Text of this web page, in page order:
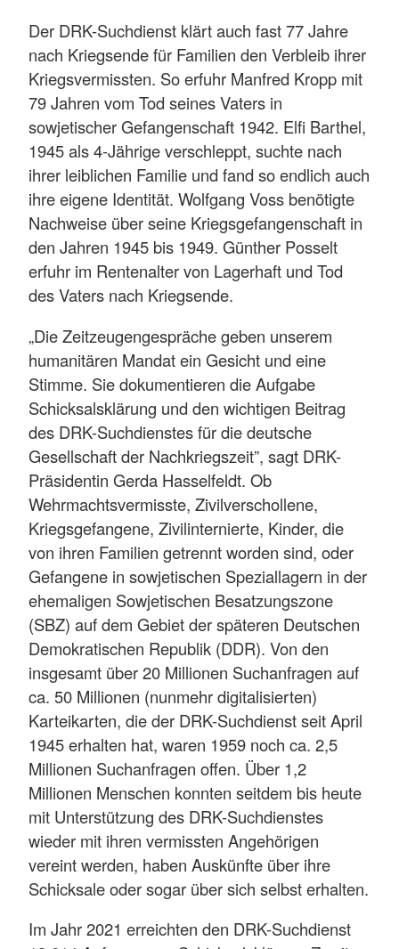
Der DRK-Suchdienst klärt auch fast 77 Jahre
nach Kriegsende für Familien den Verbleib ihrer
Kriegsvermissten. So erfuhr Manfred Kropp mit
79 Jahren vom Tod seines Vaters in
sowjetischer Gefangenschaft 1942. Elfi Barthel,
1945 als 4-Jährige verschleppt, suchte nach
ihrer leiblichen Familie und fand so endlich auch
ihre eigene Identität. Wolfgang Voss benötigte
Nachweise über seine Kriegsgefangenschaft in
den Jahren 1945 bis 1949. Günther Posselt
erfuhr im Rentenalter von Lagerhaft und Tod
des Vaters nach Kriegsende.
„Die Zeitzeugengespräche geben unserem
humanitären Mandat ein Gesicht und eine
Stimme. Sie dokumentieren die Aufgabe
Schicksalsklärung und den wichtigen Beitrag
des DRK-Suchdienstes für die deutsche
Gesellschaft der Nachkriegszeit”, sagt DRK-
Präsidentin Gerda Hasselfeldt. Ob
Wehrmachtsvermisste, Zivilverschollene,
Kriegsgefangene, Zivilinternierte, Kinder, die
von ihren Familien getrennt worden sind, oder
Gefangene in sowjetischen Speziallagern in der
ehemaligen Sowjetischen Besatzungszone
(SBZ) auf dem Gebiet der späteren Deutschen
Demokratischen Republik (DDR). Von den
insgesamt über 20 Millionen Suchanfragen auf
ca. 50 Millionen (nunmehr digitalisierten)
Karteikarten, die der DRK-Suchdienst seit April
1945 erhalten hat, waren 1959 noch ca. 2,5
Millionen Suchanfragen offen. Über 1,2
Millionen Menschen konnten seitdem bis heute
mit Unterstützung des DRK-Suchdienstes
wieder mit ihren vermissten Angehörigen
vereint werden, haben Auskünfte über ihre
Schicksale oder sogar über sich selbst erhalten.
Im Jahr 2021 erreichten den DRK-Suchdienst